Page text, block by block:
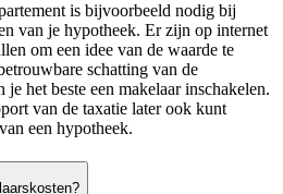
is bijvoorbeeld nodig bij
van je hypotheek. Er zijn op internet
om een idee van de waarde te
schatting van de
het beste een makelaar inschakelen.
van de taxatie later ook kunt
een hypotheek.